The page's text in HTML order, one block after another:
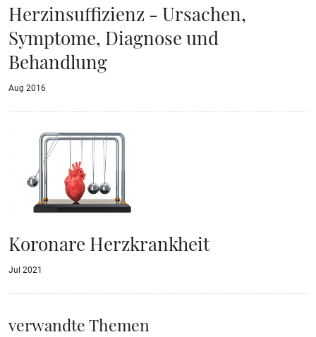
Herzinsuffizienz - Ursachen,
Symptome, Diagnose und
Behandlung
Aug 2016
Koronare Herzkrankheit
Jul 2021
verwandte Themen